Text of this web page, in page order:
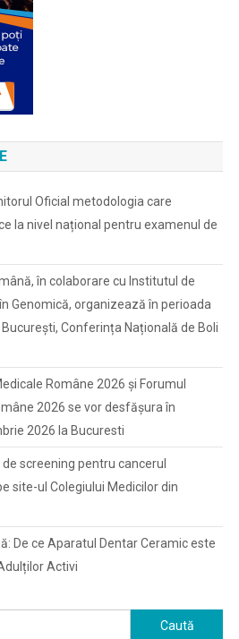
Oficial metodologia care
la nivel național pentru examenul de
în colaborare cu Institutul de
Genomică, organizează în perioada
Conferința Națională de Boli
Române 2026 și Forumul
2026 se vor desfășura în
2026 la Bucuresti
screening pentru cancerul
site-ul Colegiului Medicilor din
De ce Aparatul Dentar Ceramic este
Activi
Caută